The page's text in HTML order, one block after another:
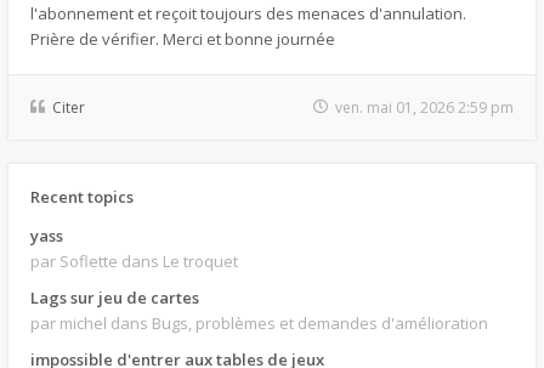
l'abonnement et reçoit toujours des menaces d'annulation.
Prière de vérifier. Merci et bonne journée
Citer ven. mai 01, 2026 2:59 pm
Recent topics
yass
par Soflette dans Le troquet
Lags sur jeu de cartes
par michel dans Bugs, problèmes et demandes d'amélioration
impossible d'entrer aux tables de jeux